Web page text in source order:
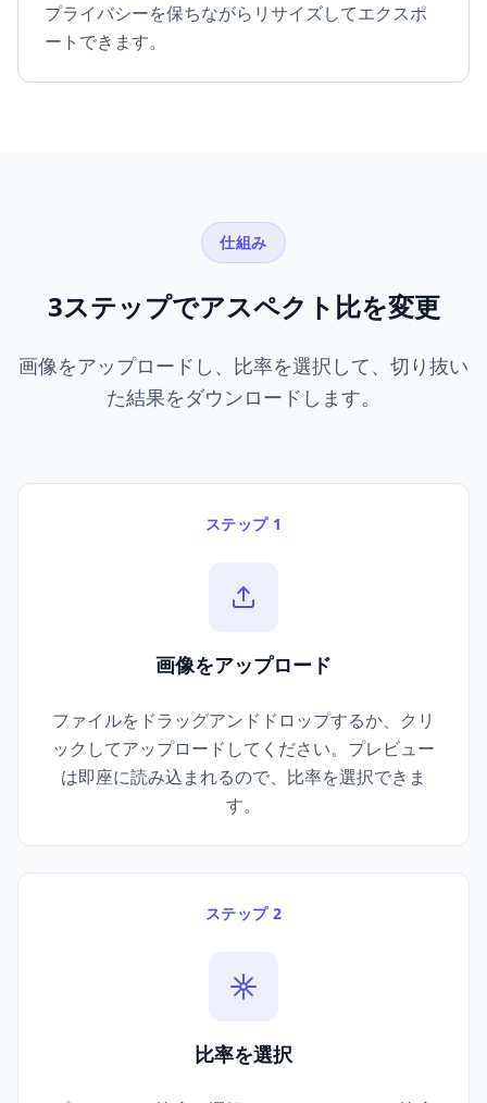
プライバシーを保ちながらリサイズしてエクスポ
ートできます。
仕組み
3ステップでアスペクト比を変更
画像をアップロードし、比率を選択して、切り抜い
た結果をダウンロードします。
ステップ 1
画像をアップロード
ファイルをドラッグアンドドロップするか、クリ
ックしてアップロードしてください。プレビュー
は即座に読み込まれるので、比率を選択できま
す。
ステップ 2
比率を選択